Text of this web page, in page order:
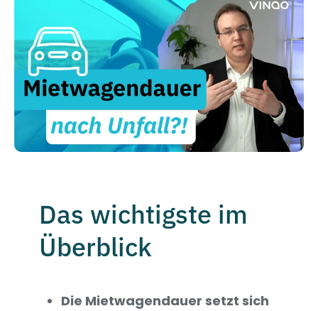
Das wichtigste im
Überblick
Die Mietwagendauer setzt sich